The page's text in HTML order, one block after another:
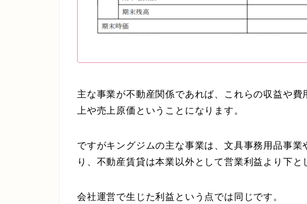
主な事業が不動産関係であれば、これらの収益や
上や売上原価ということになります。
ですがキングジムの主な事業は、文具事務用品事
り、不動産賃貸は本業以外として営業利益より下と
会社運営で生じた利益という点では同じです。